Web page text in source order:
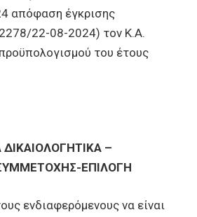
απόφαση έγκρισης
22-08-2024) τον Κ.Α.
του έτους
–
ΕΠΙΛΟΓΗ
ενδιαφερόμενους να είναι